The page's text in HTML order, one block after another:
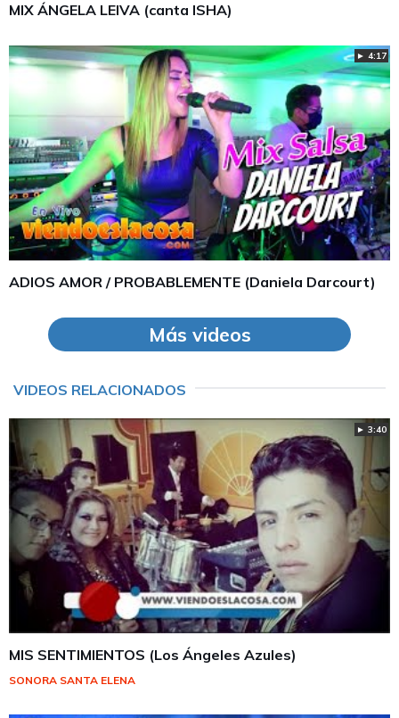
MIX ÁNGELA LEIVA (canta ISHA)
► 4:17
ADIOS AMOR / PROBABLEMENTE (Daniela Darcourt)
Más videos
VIDEOS RELACIONADOS
► 3:40
MIS SENTIMIENTOS (Los Ángeles Azules)
SONORA SANTA ELENA